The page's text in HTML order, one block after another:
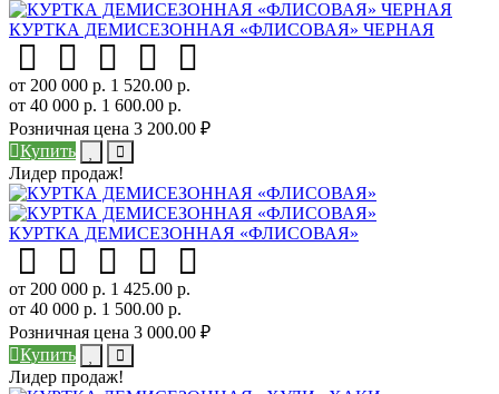
КУРТКА ДЕМИСЕЗОННАЯ «ФЛИСОВАЯ» ЧЕРНАЯ
от 200 000 р. 1 520.00 р.
от 40 000 р. 1 600.00 р.
Розничная цена 3 200.00 ₽
Купить
Лидер продаж!
КУРТКА ДЕМИСЕЗОННАЯ «ФЛИСОВАЯ»
от 200 000 р. 1 425.00 р.
от 40 000 р. 1 500.00 р.
Розничная цена 3 000.00 ₽
Купить
Лидер продаж!